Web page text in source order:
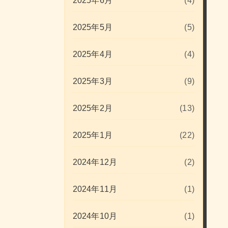
2025年5月 (5)
2025年4月 (4)
2025年3月 (9)
2025年2月 (13)
2025年1月 (22)
2024年12月 (2)
2024年11月 (1)
2024年10月 (1)